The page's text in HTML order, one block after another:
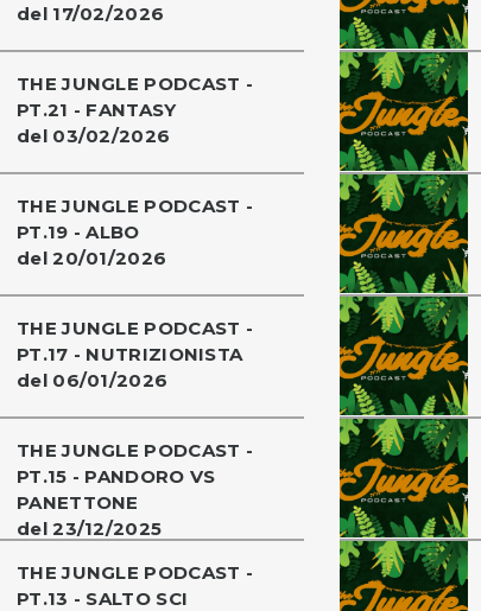
del 17/02/2026
THE JUNGLE PODCAST -
PT.21 - FANTASY
del 03/02/2026
THE JUNGLE PODCAST -
PT.19 - ALBO
del 20/01/2026
THE JUNGLE PODCAST -
PT.17 - NUTRIZIONISTA
del 06/01/2026
THE JUNGLE PODCAST -
PT.15 - PANDORO VS
PANETTONE
del 23/12/2025
THE JUNGLE PODCAST -
PT.13 - SALTO SCI